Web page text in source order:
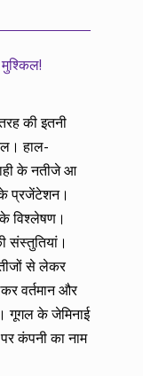
की इतनी
हाल-
के नतीजे आ
प्रजेंटेशन।
के विश्लेषण।
संस्तुतियां।
से लेकर
वर्तमान और
गूगल के जेमिनाई
कंपनी का नाम